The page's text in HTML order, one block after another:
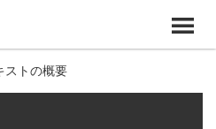
メ
ニ
ストの概要